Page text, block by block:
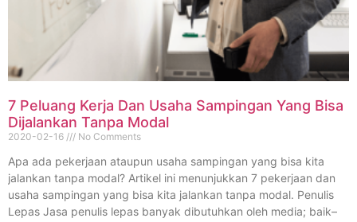
7 Peluang Kerja Dan Usaha Sampingan Yang Bisa
Dijalankan Tanpa Modal
2020-02-16 No Comments
Apa ada pekerjaan ataupun usaha sampingan yang bisa kita
jalankan tanpa modal? Artikel ini menunjukkan 7 pekerjaan dan
usaha sampingan yang bisa kita jalankan tanpa modal. Penulis
Lepas Jasa penulis lepas banyak dibutuhkan oleh media; baik–